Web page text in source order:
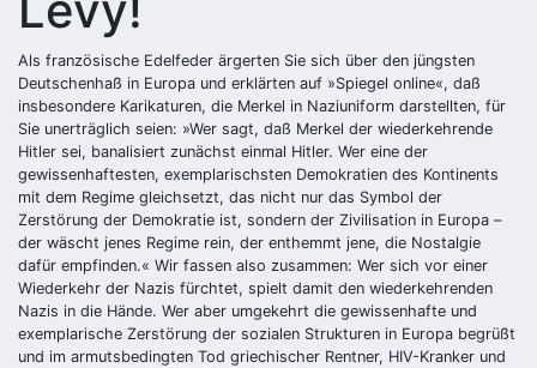
Als französische Edelfeder ärgerten Sie sich über den jüngsten
Deutschenhaß in Europa und erklärten auf »Spiegel online«, daß
insbesondere Karikaturen, die Merkel in Naziuniform darstellten, für
Sie unerträglich seien: »Wer sagt, daß Merkel der wiederkehrende
Hitler sei, banalisiert zunächst einmal Hitler. Wer eine der
gewissenhaftesten, exemplarischsten Demokratien des Kontinents
mit dem Regime gleichsetzt, das nicht nur das Symbol der
Zerstörung der Demokratie ist, sondern der Zivilisation in Europa –
der wäscht jenes Regime rein, der enthemmt jene, die Nostalgie
dafür empfinden.« Wir fassen also zusammen: Wer sich vor einer
Wiederkehr der Nazis fürchtet, spielt damit den wiederkehrenden
Nazis in die Hände. Wer aber umgekehrt die gewissenhafte und
exemplarische Zerstörung der sozialen Strukturen in Europa begrüßt
und im armutsbedingten Tod griechischer Rentner, HIV-Kranker und